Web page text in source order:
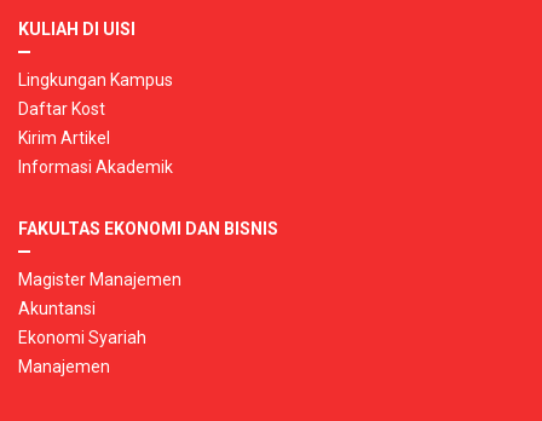
KULIAH DI UISI
Lingkungan Kampus
Daftar Kost
Kirim Artikel
Informasi Akademik
FAKULTAS EKONOMI DAN BISNIS
Magister Manajemen
Akuntansi
Ekonomi Syariah
Manajemen